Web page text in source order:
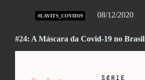
#LAVITS_COVID19 08/12/2020
#24: A Máscara da Covid-19 no Brasil